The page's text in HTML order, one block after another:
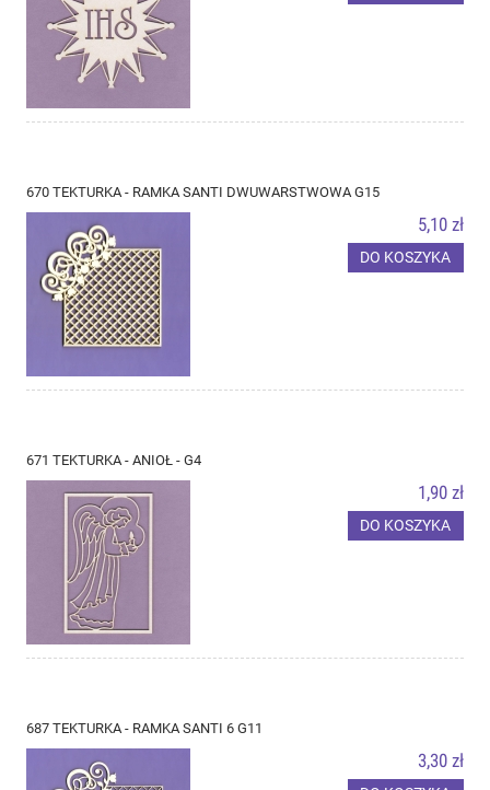
670 TEKTURKA - RAMKA SANTI DWUWARSTWOWA G15
5,10 zł
DO KOSZYKA
671 TEKTURKA - ANIOŁ - G4
1,90 zł
DO KOSZYKA
687 TEKTURKA - RAMKA SANTI 6 G11
3,30 zł